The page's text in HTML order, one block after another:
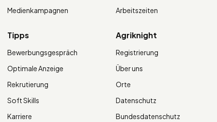
Medienkampagnen
Arbeitszeiten
Tipps
Bewerbungsgespräch
Optimale Anzeige
Rekrutierung
Soft Skills
Karriere
Agriknight
Registrierung
Über uns
Orte
Datenschutz
Bundesdatenschutz